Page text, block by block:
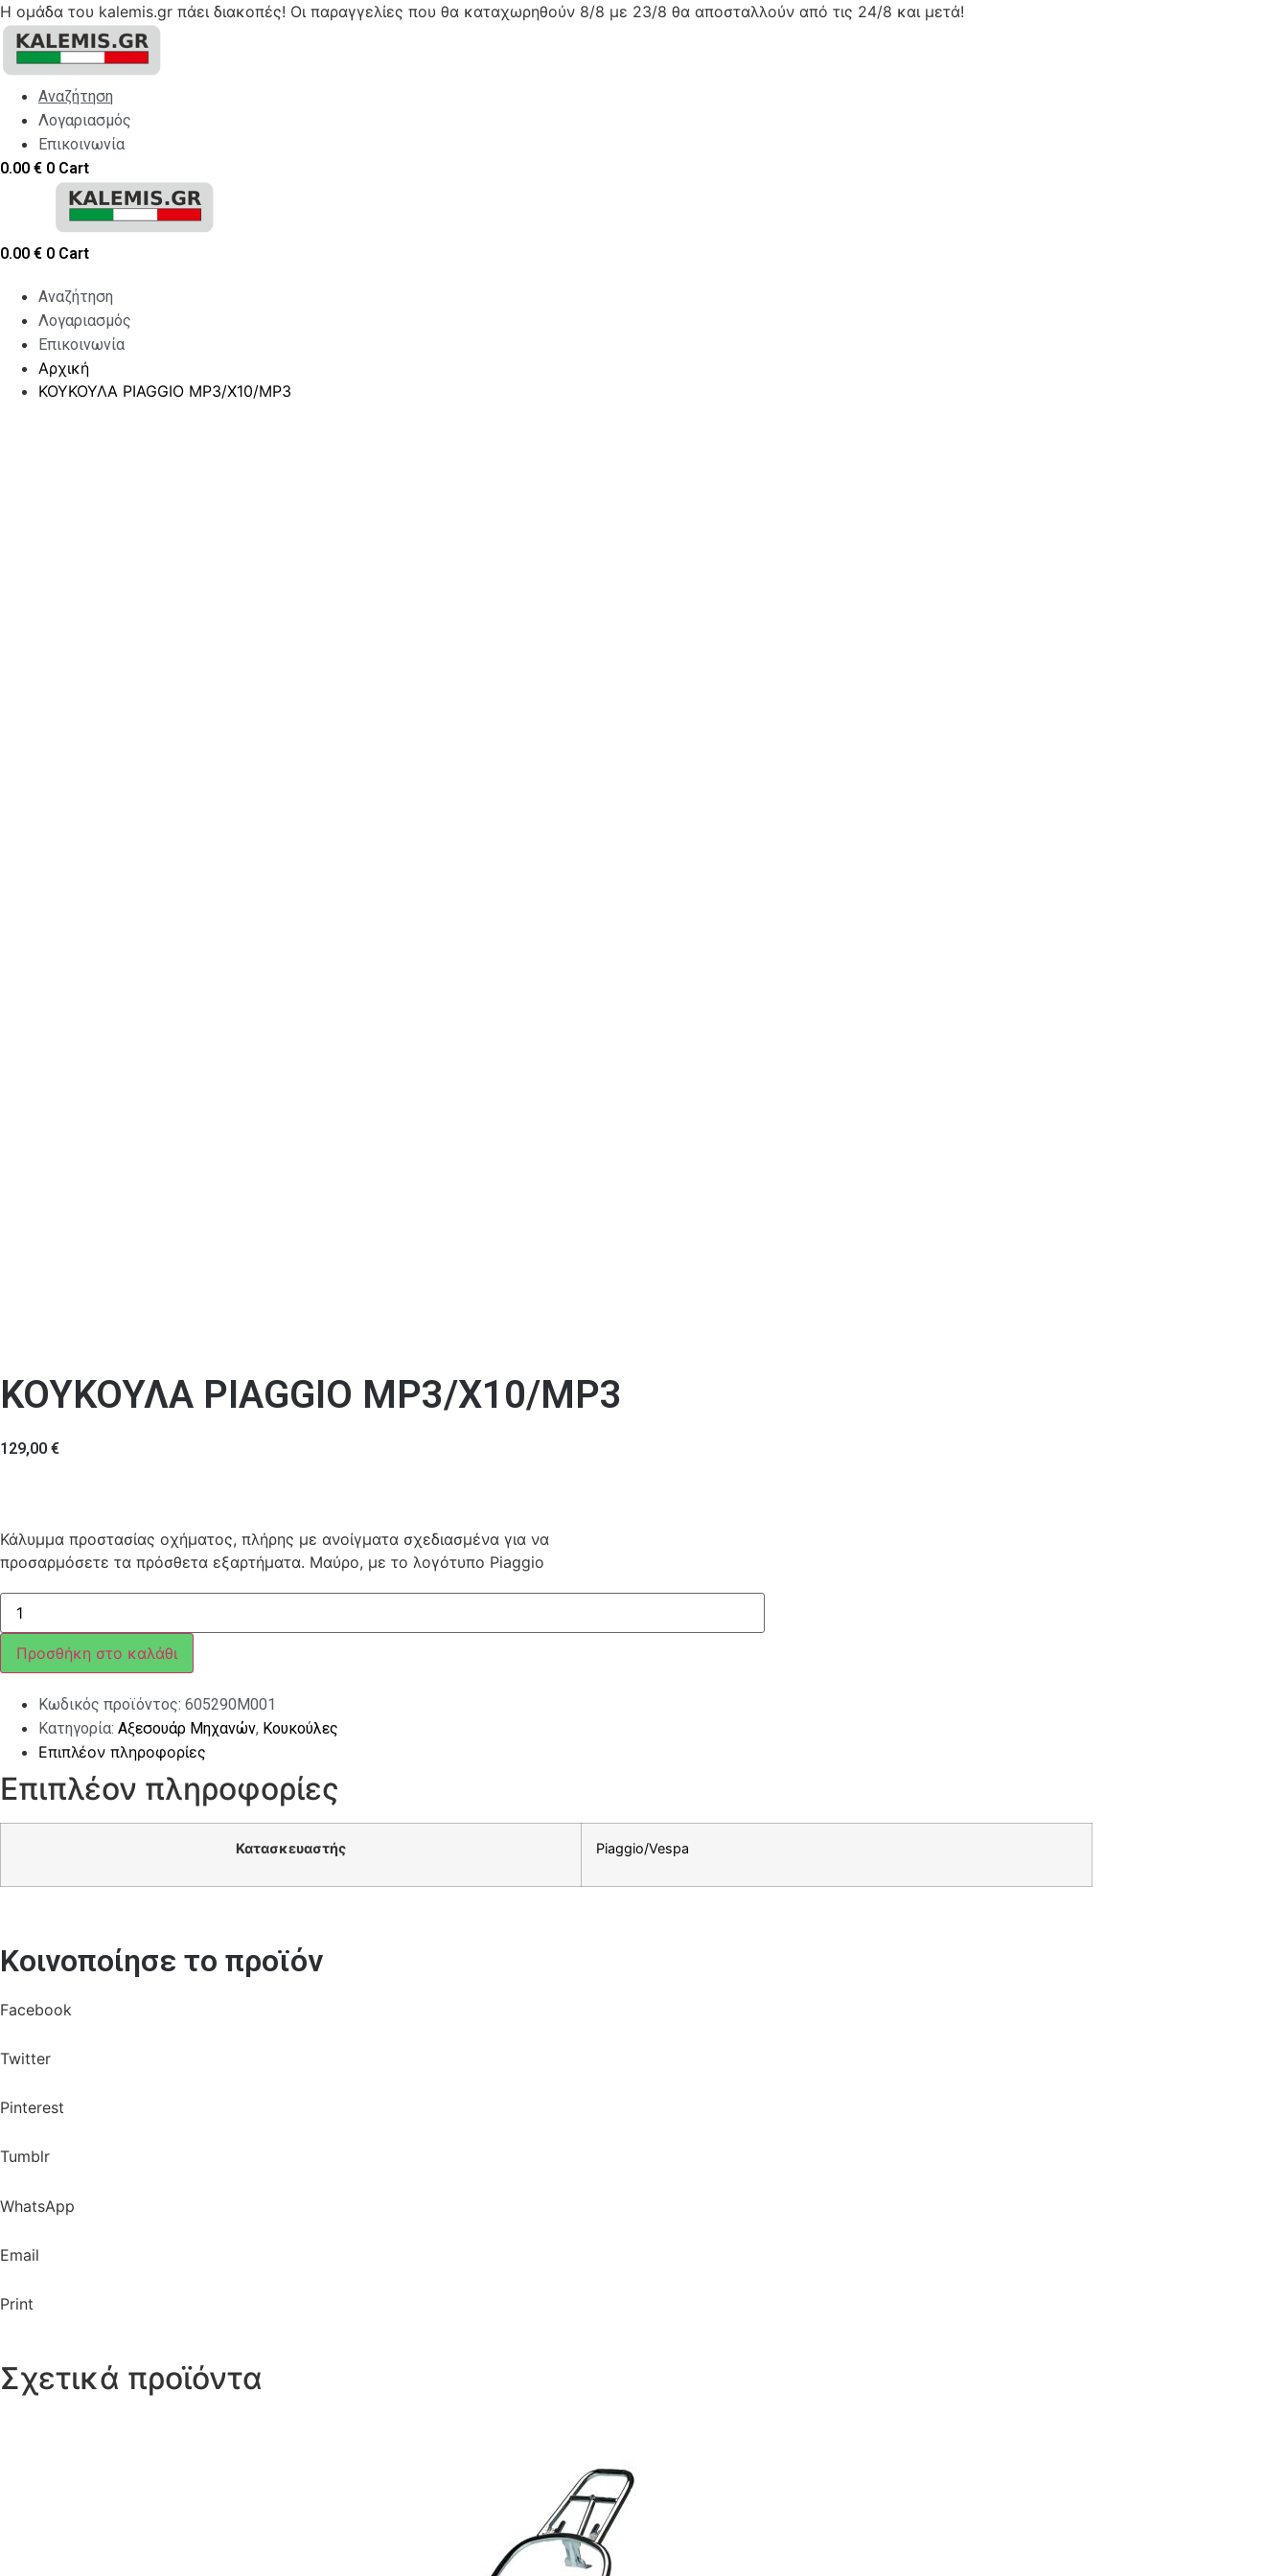
Η ομάδα του kalemis.gr πάει διακοπές! Οι παραγγελίες που θα καταχωρηθούν 8/8 με 23/8 θα αποσταλλούν από τις 24/8 και μετά!
Skip
content
Αναζήτηση
Λογαριασμός
Επικοινωνία
0.00 € 0 Cart
0.00 € 0 Cart
Αναζήτηση
Λογαριασμός
Επικοινωνία
Αρχική
ΚΟΥΚΟΥΛΑ PIAGGIO MP3/X10/MP3
ΚΟΥΚΟΥΛΑ PIAGGIO MP3/X10/MP3
129,00 €
Κάλυμμα προστασίας οχήματος, πλήρης με ανοίγματα σχεδιασμένα για να
προσαρμόσετε τα πρόσθετα εξαρτήματα. Μαύρο, με το λογότυπο Piaggio
ΚΟΥΚΟΥΛΑ
PIAGGIO
MP3/X10/MP3
ποσότητα
Προσθήκη στο καλάθι
Κωδικός προϊόντος: 605290M001
Κατηγορία: Αξεσουάρ Μηχανών, Κουκούλες
Επιπλέον πληροφορίες
Επιπλέον πληροφορίες
Κατασκευαστής Piaggio/Vespa
Κοινοποίησε το προϊόν
Facebook
Twitter
Pinterest
Tumblr
WhatsApp
Email
Print
Σχετικά προϊόντα